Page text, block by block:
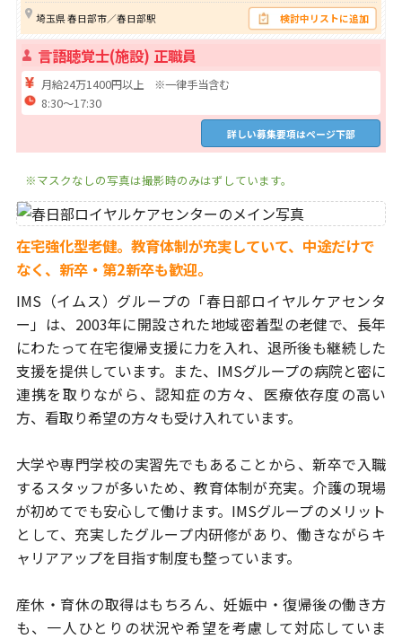
埼玉県 春日部市／春日部駅 検討中リストに追加
言語聴覚士(施設) 正職員
月給24万1400円以上 ※一律手当含む
8:30～17:30
詳しい募集要項はページ下部
※マスクなしの写真は撮影時のみはずしています。
在宅強化型老健。教育体制が充実していて、 中途だけで
なく、新卒・第2新卒も歓迎。
IMS（イムス）グループの「春日部ロイヤルケアセンタ
ー」は、 2003年に開設された地域密着型の老健で、長年
にわたって在宅復帰支援に力を入れ、退所後も継続した
支援を提供しています。 また、IMSグループの病院と密に
連携を取りながら、認知症の方々、 医療依存度の高い
方、看取り希望の方々も受け入れています。
大学や専門学校の実習先でもあることから、新卒で入職
するスタッフが多いため、教育体制が充実。介護の現場
が初めてでも安心して働けます。 IMSグループのメリット
として、充実したグループ内研修があり、 働きながらキ
ャリアアップを目指す制度も整っています。
産休・育休の取得はもちろん、妊娠中・復帰後の働き方
も、 一人ひとりの状況や希望を考慮して対応していま